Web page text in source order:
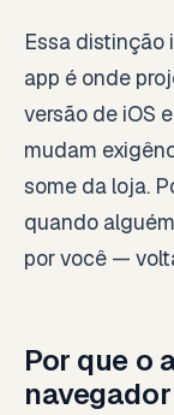
Essa distinção
app é onde
versão de iOS
mudam
some da loja.
quando
por você —
Por que o
navegador